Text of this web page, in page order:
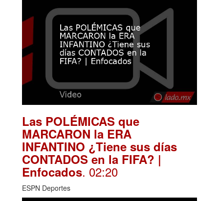
Las POLÉMICAS que
MARCARON la ERA
INFANTINO ¿Tiene sus días
CONTADOS en la FIFA? |
Enfocados. 02:20
ESPN Deportes